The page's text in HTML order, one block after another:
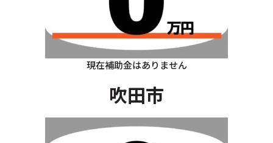
現在補助金はありません
吹田市